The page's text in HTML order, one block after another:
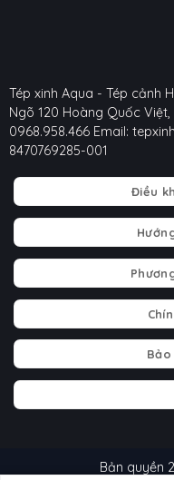
Tép xinh Aqua - Tép cảnh
Ngõ 120 Hoàng Quốc
0968.958.466 Email:
8470769285-001
Điều
Bản quyền